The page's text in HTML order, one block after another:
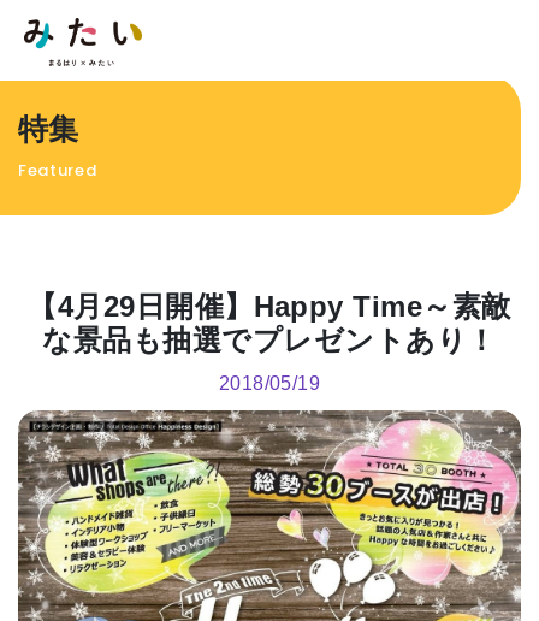
特集
エリア特集
まるはり×みたい お問合わせ
サイトポリシー プライバシーポリシー 運営会
FAQ
特集
Featured
【4月29日開催】Happy Time～素敵
な景品も抽選でプレゼントあり！
2018/05/19